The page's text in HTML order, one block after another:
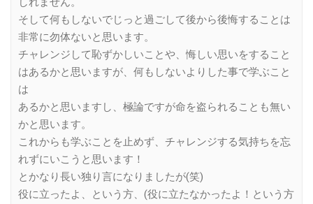
そして何もしないでじっと過ごして後から後悔することは
非常に勿体ないと思います。
チャレンジして恥ずかしいことや、悔しい思いをすること
はあるかと思いますが、何もしないよりした事で学ぶこと
は
あるかと思いますし、極論ですが命を盗られることも無い
かと思います。
これからも学ぶことを止めず、チャレンジする気持ちを忘
れずにいこうと思います！
とかなり長い独り言になりましたが(笑)
役に立ったよ、という方、(役に立たなかったよ！という方